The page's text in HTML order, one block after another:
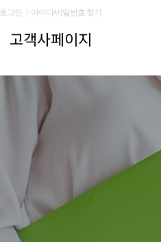
로그인 아이디/비밀번호 찾기
고객사페이지